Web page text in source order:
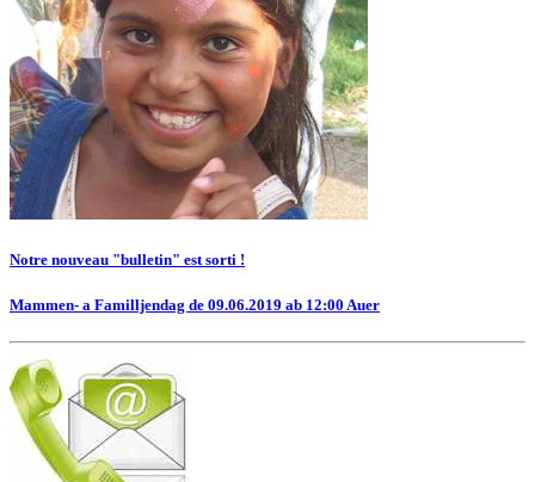
Notre nouveau "bulletin" est sorti !
Mammen- a Familljendag de 09.06.2019 ab 12:00 Auer